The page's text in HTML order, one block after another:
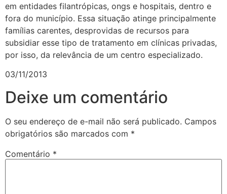
em entidades filantrópicas, ongs e hospitais, dentro e
fora do município. Essa situação atinge principalmente
famílias carentes, desprovidas de recursos para
subsidiar esse tipo de tratamento em clínicas privadas,
por isso, da relevância de um centro especializado.
03/11/2013
Deixe um comentário
O seu endereço de e-mail não será publicado. Campos
obrigatórios são marcados com *
Comentário *